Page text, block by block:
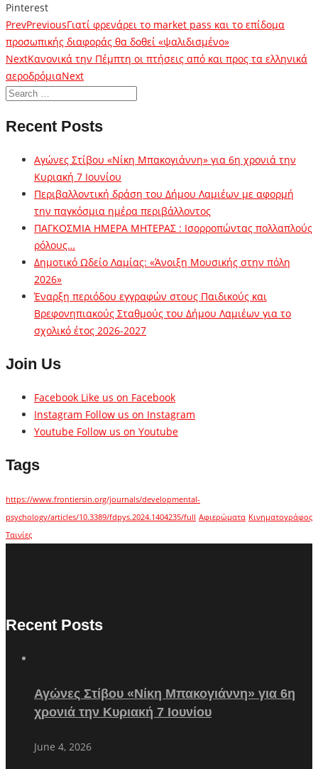
Pinterest
PrevPreviousΓιατί φρενάρει το market pass και το επίδομα
προσωπικής διαφοράς θα δοθεί «ψαλιδισμένο»
NextΚανονικά την Πέμπτη οι πτήσεις από και προς τα ελληνικά
αεροδρόμιαNext
Recent Posts
Αγώνες Στίβου «Νίκη Μπακογιάννη» για 6η χρονιά την
Κυριακή 7 Ιουνίου
Περιβαλλοντική δράση του Δήμου Λαμιέων με αφορμή
την παγκόσμια ημέρα περιβάλλοντος
ΠΑΓΚΟΣΜΙΑ ΗΜΕΡΑ ΜΗΤΕΡΑΣ : Ισορροπώντας πολλαπλούς
ρόλους…
Δημοτικό Ωδείο Λαμίας: «Άνοιξη Μουσικής στην πόλη
2026»
Έναρξη περιόδου εγγραφών στους Παιδικούς και
Βρεφονηπιακούς Σταθμούς του Δήμου Λαμιέων για το
σχολικό έτος 2026-2027
Join Us
Facebook Like us on Facebook
Instagram Follow us on Instagram
Youtube Follow us on Youtube
Tags
https://www.frontiersin.org/journals/developmental-
psychology/articles/10.3389/fdpys.2024.1404235/full Αφιερώματα Κινηματογράφος
Ταινίες
Recent Posts
Αγώνες Στίβου «Νίκη Μπακογιάννη» για 6η
χρονιά την Κυριακή 7 Ιουνίου
June 4, 2026